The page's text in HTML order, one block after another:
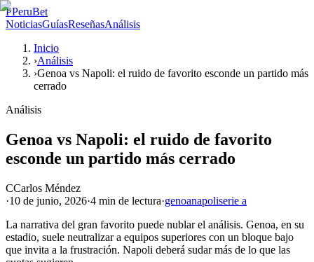
PPeruBet
NoticiasGuíasReseñasAnálisis
Inicio
›Análisis
›Genoa vs Napoli: el ruido de favorito esconde un partido más
cerrado
Análisis
Genoa vs Napoli: el ruido de favorito
esconde un partido más cerrado
CCarlos Méndez
·10 de junio, 2026·4 min de lectura·genoanapoliserie a
La narrativa del gran favorito puede nublar el análisis. Genoa, en su
estadio, suele neutralizar a equipos superiores con un bloque bajo
que invita a la frustración. Napoli deberá sudar más de lo que las